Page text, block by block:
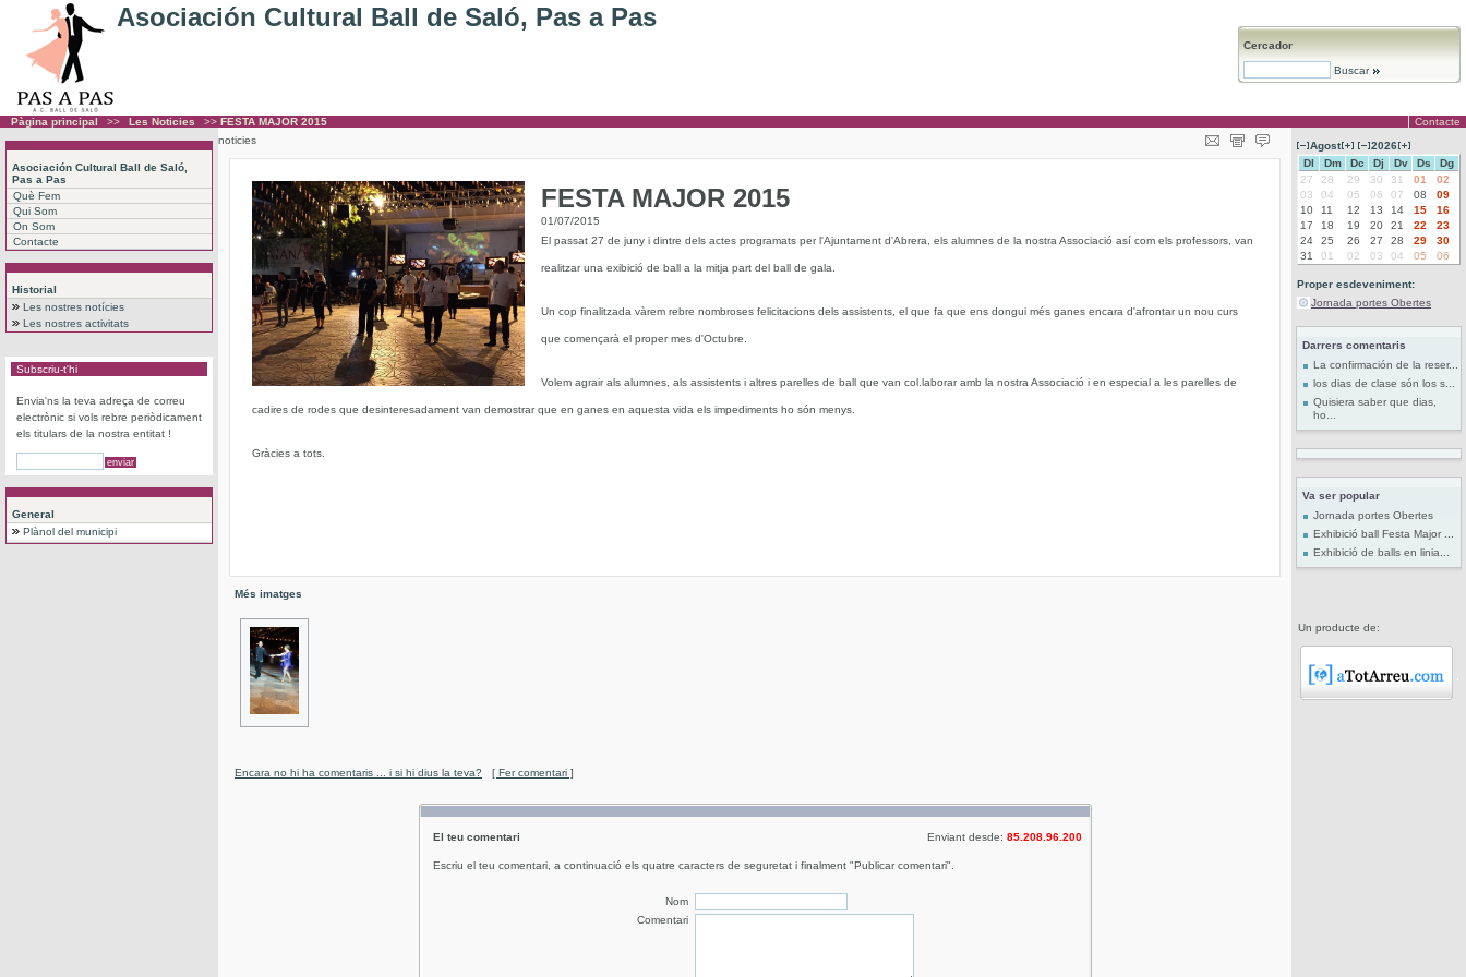
Asociación Cultural Ball de Saló, Pas a Pas
Cercador
Buscar
Pàgina principal >> Les Noticies >> FESTA MAJOR 2015 Contacte
Asociación Cultural Ball de Saló,
Pas a Pas
Què Fem
Qui Som
On Som
Contacte
Historial
Les nostres notícies
Les nostres activitats
Subscriu-t'hi
Envia'ns la teva adreça de correu
electrònic si vols rebre periòdicament
els titulars de la nostra entitat !
General
Plànol del municipi
noticies
FESTA MAJOR 2015
01/07/2015
El passat 27 de juny i dintre dels actes programats per l'Ajuntament d'Abrera, els alumnes de la nostra Associació así com els professors, van
realitzar una exibició de ball a la mitja part del ball de gala.
Un cop finalitzada vàrem rebre nombroses felicitacions dels assistents, el que fa que ens dongui més ganes encara d'afrontar un nou curs
que començarà el proper mes d'Octubre.
Volem agrair als alumnes, als assistents i altres parelles de ball que van col.laborar amb la nostra Associació i en especial a les parelles de
cadires de rodes que desinteresadament van demostrar que en ganes en aquesta vida els impediments ho són menys.
Gràcies a tots.
Més imatges
Encara no hi ha comentaris ... i si hi dius la teva? [ Fer comentari ]
El teu comentari Enviant desde: 85.208.96.200
Escriu el teu comentari, a continuació els quatre caracters de seguretat i finalment "Publicar comentari".
Nom
Comentari
Agost
2026
Dl
Dm Dc Dj Dv Ds
Dg
27
28 29 30 31 01
02
03
04 05 06 07 08
09
10
11 12 13 14 15
16
17
18 19 20 21 22
23
24
25 26 27 28 29
30
31
01 02 03 04 05 06
Proper esdeveniment:
Jornada portes Obertes
Darrers comentaris
La confirmación de la reser...
los dias de clase són los s...
Quisiera saber que dias,
ho...
Va ser popular
Jornada portes Obertes
Exhibició ball Festa Major ...
Exhibició de balls en linia...
Un producte de: